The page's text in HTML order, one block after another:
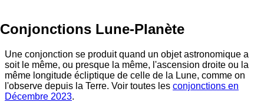
Conjonctions Lune-Planète
Une conjonction se produit quand un objet astronomique a
soit le même, ou presque la même, l'ascension droite ou la
même longitude écliptique de celle de la Lune, comme on
l'observe depuis la Terre. Voir toutes les conjonctions en
Décembre 2023.